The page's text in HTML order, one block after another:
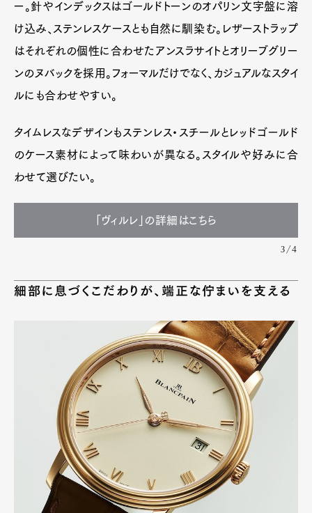
ー。針やインデックスはゴールドトーンのオパリン文字盤に溶
け込み、ステンレスケースとも自然に馴染む。レザーストラップ
はそれぞれの個性に合わせたアンスラサイトとオリーブグリー
ンのヌバックを採用。フォーマルだけでなく、カジュアルなスタイ
ルにも合わせやすい。
タイムレスなデザインもステンレス・スチールとレッドゴールド
のケース素材によって味わいが異なる。スタイルや好みに合
わせて選びたい。
「ヴィルレ」の詳細はこちら
3/4
細部に息づくこだわりが、端正な佇まいを支える